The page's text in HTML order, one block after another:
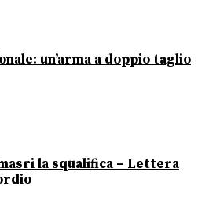
un’arma a doppio taglio
la squalifica – Lettera